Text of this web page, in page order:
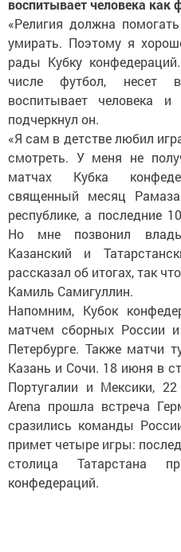
воспитывает человека как
«Религия должна
умирать. Поэтому я
рады Кубку
числе футбол, несет
воспитывает человека
подчеркнул он.
«Я сам в детстве любил
смотреть. У меня не
матчах Кубка
священный месяц
республике, а последние
Но мне позвонил
Казанский и
рассказал об итогах, так
Камиль Самигуллин.
Напомним, Кубок
матчем сборных России
Петербурге. Также матчи
Казань и Сочи. 18 июня в
Португалии и Мексики,
Arena прошла встреча
сразились команды
примет четыре игры:
столица Татарстана
конфедераций.